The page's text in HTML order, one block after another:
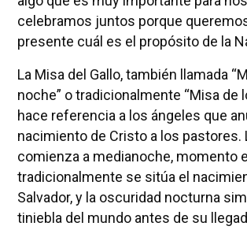
celebramos juntos porque
presente cuál es el propósito de la
La Misa del Gallo, también llamada
noche” o tradicionalmente “Misa de
hace referencia a los ángeles que
nacimiento de Cristo a los pastores.
comienza a medianoche, momento
tradicionalmente se sitúa el
Salvador, y la oscuridad nocturna
tiniebla del mundo antes de su